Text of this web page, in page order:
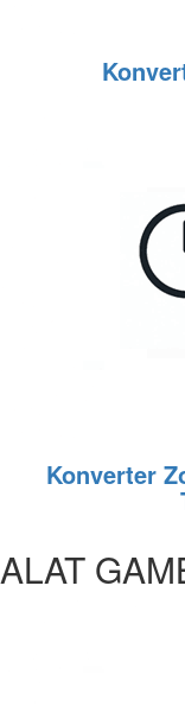
Konverter
ALAT